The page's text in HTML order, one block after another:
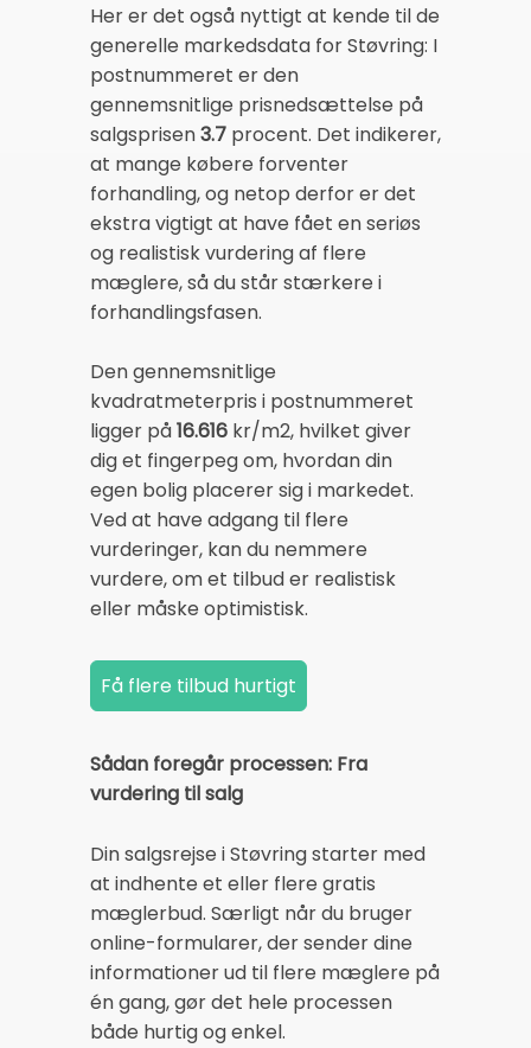
Her er det også nyttigt at kende til de
generelle markedsdata for Støvring: I
postnummeret er den
gennemsnitlige prisnedsættelse på
salgsprisen3.7 procent. Det indikerer,
at mange købere forventer
forhandling, og netop derfor er det
ekstra vigtigt at have fået en seriøs
og realistisk vurdering af flere
mæglere, så du står stærkere i
forhandlingsfasen.
Den gennemsnitlige
kvadratmeterpris i postnummeret
ligger på16.616 kr/m2, hvilket giver
dig et fingerpeg om, hvordan din
egen bolig placerer sig i markedet.
Ved at have adgang til flere
vurderinger, kan du nemmere
vurdere, om et tilbud er realistisk
eller måske optimistisk.
Sådan foregår processen: Fra
vurdering til salg
Din salgsrejse i Støvring starter med
at indhente et eller flere gratis
mæglerbud. Særligt når du bruger
online-formularer, der sender dine
informationer ud til flere mæglere på
én gang, gør det hele processen
både hurtig og enkel.